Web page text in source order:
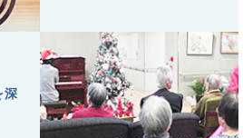
深